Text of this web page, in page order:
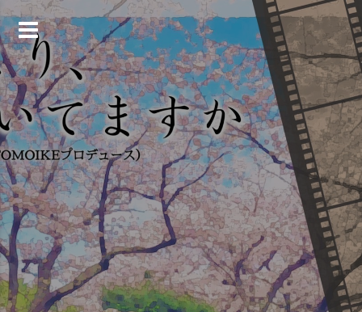
コ
ン
テ
ン
ツ
へ
ス
キ
ッ
プ